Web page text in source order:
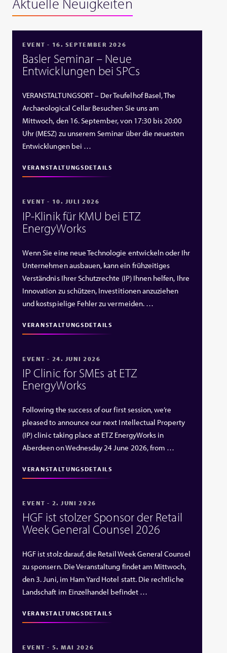
EVENT - 16. SEPTEMBER 2026
Basler Seminar – Neue
Entwicklungen bei SPCs
VERANSTALTUNGSORT – Der Teufelhof Basel, The
Archaeological Cellar Besuchen Sie uns am
Mittwoch, den 16. September, von 17:30 bis 20:00
Uhr (MESZ) zu unserem Seminar über die neuesten
Entwicklungen bei …
VERANSTALTUNGSDETAILS
EVENT - 10. JULI 2026
IP‑Klinik für KMU bei ETZ
EnergyWorks
Wenn Sie eine neue Technologie entwickeln oder Ihr
Unternehmen ausbauen, kann ein frühzeitiges
Verständnis Ihrer Schutzrechte (IP) Ihnen helfen, Ihre
Innovation zu schützen, Investitionen anzuziehen
und kostspielige Fehler zu vermeiden. …
VERANSTALTUNGSDETAILS
EVENT - 24. JUNI 2026
IP Clinic for SMEs at ETZ
EnergyWorks
Following the success of our first session, we’re
pleased to announce our next Intellectual Property
(IP) clinic taking place at ETZ EnergyWorks in
Aberdeen on Wednesday 24 June 2026, from …
VERANSTALTUNGSDETAILS
EVENT - 2. JUNI 2026
HGF ist stolzer Sponsor der Retail
Week General Counsel 2026
HGF ist stolz darauf, die Retail Week General Counsel
zu sponsern. Die Veranstaltung findet am Mittwoch,
den 3. Juni, im Ham Yard Hotel statt. Die rechtliche
Landschaft im Einzelhandel befindet …
VERANSTALTUNGSDETAILS
EVENT - 5. MAI 2026